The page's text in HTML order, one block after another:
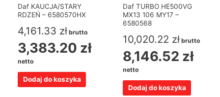
Daf KAUCJA/STARY
RDZEŃ – 6580570HX
4,161.33 zł brutto
3,383.20 zł
netto
Dodaj do koszyka
Daf TURBO HE500VG
MX13 106 MY17 –
6580568
10,020.22 zł brutto
8,146.52 zł
netto
Dodaj do koszyka